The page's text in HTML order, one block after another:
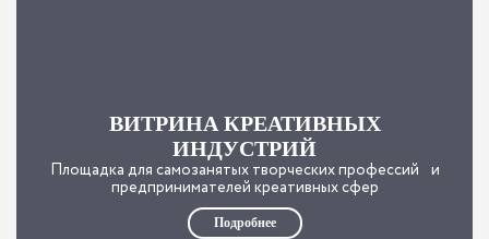
ВИТРИНА КРЕАТИВНЫХ
ИНДУСТРИЙ
Площадка для самозанятых творческих профессий и
предпринимателей креативных сфер
Подробнее